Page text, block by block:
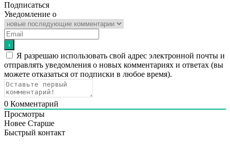
Подписаться
Уведомление о
Я разрешаю использовать свой адрес электронной почты и
отправлять уведомления о новых комментариях и ответах (вы
можете отказаться от подписки в любое время).
0 Комментарий
Просмотры
Новее Старше
Быстрый контакт